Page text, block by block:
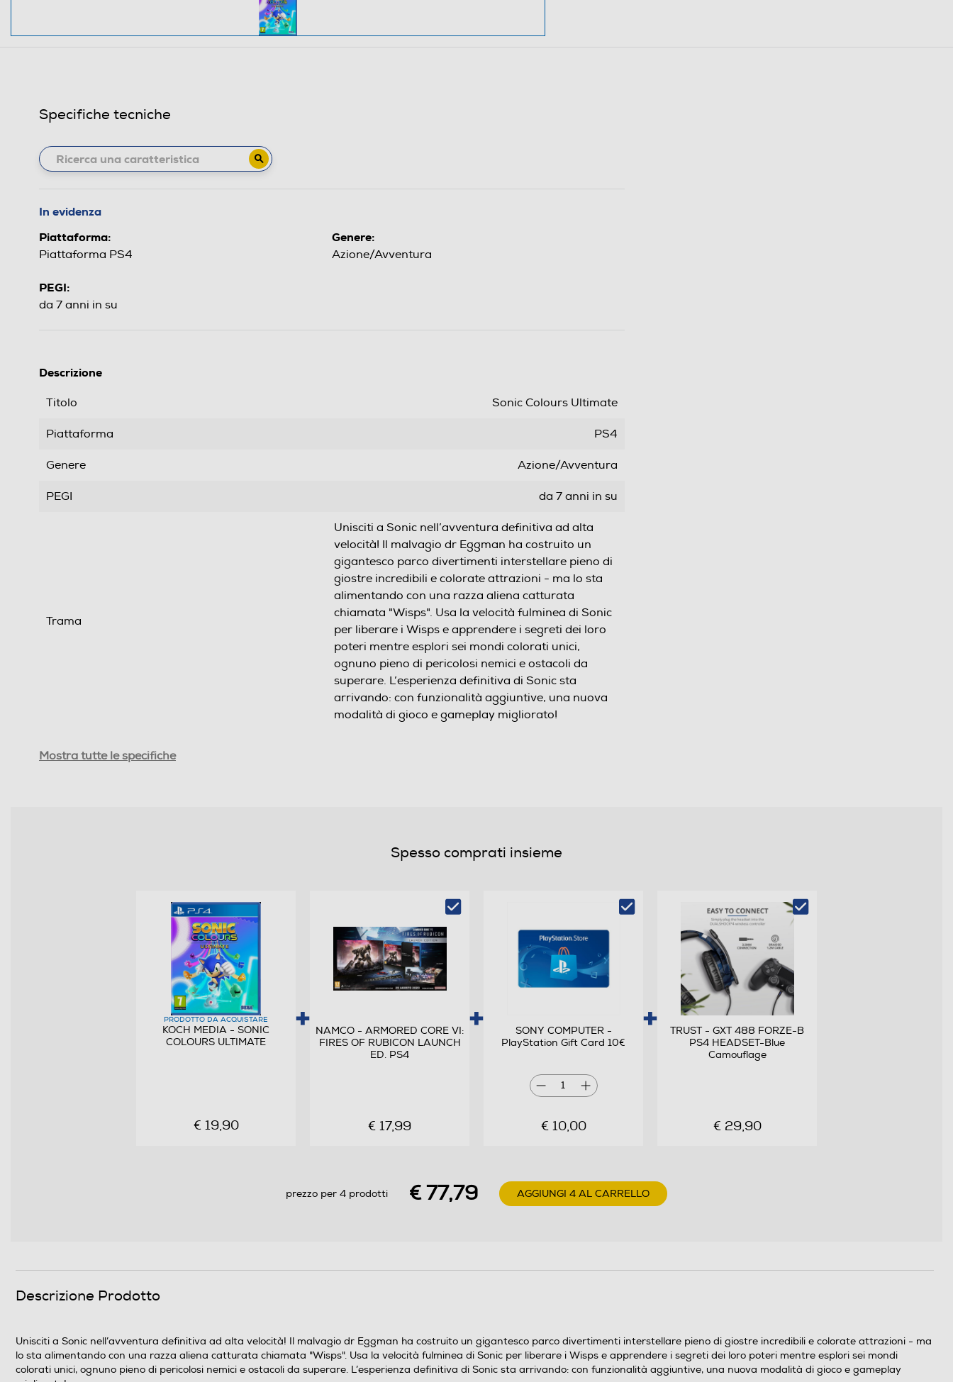
Specifiche tecniche
In evidenza
Piattaforma:
Piattaforma PS4
Genere:
Azione/Avventura
PEGI:
da 7 anni in su
Descrizione
Titolo Sonic Colours Ultimate
Piattaforma PS4
Genere Azione/Avventura
PEGI da 7 anni in su
Trama
Unisciti a Sonic nell’avventura definitiva ad alta
velocità! Il malvagio dr Eggman ha costruito un
gigantesco parco divertimenti interstellare pieno di
giostre incredibili e colorate attrazioni - ma lo sta
alimentando con una razza aliena catturata
chiamata "Wisps". Usa la velocità fulminea di Sonic
per liberare i Wisps e apprendere i segreti dei loro
poteri mentre esplori sei mondi colorati unici,
ognuno pieno di pericolosi nemici e ostacoli da
superare. L’esperienza definitiva di Sonic sta
arrivando: con funzionalità aggiuntive, una nuova
modalità di gioco e gameplay migliorato!
Informazioni sulla sicurezza del prodotto
Mostra tutte le specifiche
Spesso comprati insieme
PRODOTTO DA ACQUISTARE
KOCH MEDIA - SONIC
COLOURS ULTIMATE
€ 19,90
NAMCO - ARMORED CORE VI:
FIRES OF RUBICON LAUNCH
ED. PS4
€ 17,99
SONY COMPUTER -
PlayStation Gift Card 10€
1
€ 10,00
TRUST - GXT 488 FORZE-B
PS4 HEADSET-Blue
Camouflage
€ 29,90
prezzo per 4 prodotti € 77,79 AGGIUNGI 4 AL CARRELLO
Descrizione Prodotto
Unisciti a Sonic nell’avventura definitiva ad alta velocità! Il malvagio dr Eggman ha costruito un gigantesco parco divertimenti interstellare pieno di giostre incredibili e colorate attrazioni - ma
lo sta alimentando con una razza aliena catturata chiamata "Wisps". Usa la velocità fulminea di Sonic per liberare i Wisps e apprendere i segreti dei loro poteri mentre esplori sei mondi
colorati unici, ognuno pieno di pericolosi nemici e ostacoli da superare. L’esperienza definitiva di Sonic sta arrivando: con funzionalità aggiuntive, una nuova modalità di gioco e gameplay